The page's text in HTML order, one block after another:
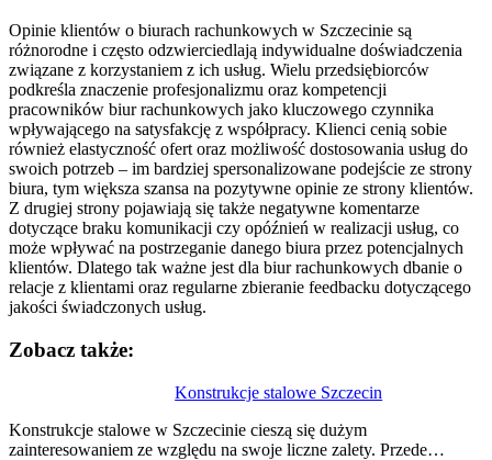
Opinie klientów o biurach rachunkowych w Szczecinie są
różnorodne i często odzwierciedlają indywidualne doświadczenia
związane z korzystaniem z ich usług. Wielu przedsiębiorców
podkreśla znaczenie profesjonalizmu oraz kompetencji
pracowników biur rachunkowych jako kluczowego czynnika
wpływającego na satysfakcję z współpracy. Klienci cenią sobie
również elastyczność ofert oraz możliwość dostosowania usług do
swoich potrzeb – im bardziej spersonalizowane podejście ze strony
biura, tym większa szansa na pozytywne opinie ze strony klientów.
Z drugiej strony pojawiają się także negatywne komentarze
dotyczące braku komunikacji czy opóźnień w realizacji usług, co
może wpływać na postrzeganie danego biura przez potencjalnych
klientów. Dlatego tak ważne jest dla biur rachunkowych dbanie o
relacje z klientami oraz regularne zbieranie feedbacku dotyczącego
jakości świadczonych usług.
Zobacz także:
Konstrukcje stalowe Szczecin
Konstrukcje stalowe w Szczecinie cieszą się dużym
zainteresowaniem ze względu na swoje liczne zalety. Przede…
wpisu